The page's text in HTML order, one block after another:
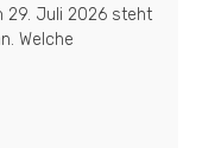
29. Juli 2026 steht
Welche